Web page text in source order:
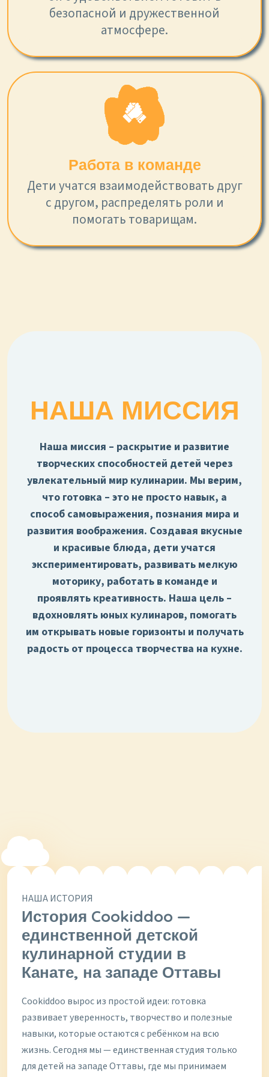
безопасной и дружественной
атмосфере.
Работа в команде
Дети учатся взаимодействовать друг
с другом, распределять роли и
помогать товарищам.
НАША МИССИЯ
Наша миссия – раскрытие и развитие
творческих способностей детей через
увлекательный мир кулинарии. Мы верим,
что готовка – это не просто навык, а
способ самовыражения, познания мира и
развития воображения. Создавая вкусные
и красивые блюда, дети учатся
экспериментировать, развивать мелкую
моторику, работать в команде и
проявлять креативность. Наша цель –
вдохновлять юных кулинаров, помогать
им открывать новые горизонты и получать
радость от процесса творчества на кухне.
НАША ИСТОРИЯ
История Cookiddoo —
единственной детской
кулинарной студии в
Канате, на западе Оттавы
Cookiddoo вырос из простой идеи: готовка
развивает уверенность, творчество и полезные
навыки, которые остаются с ребёнком на всю
жизнь. Сегодня мы — единственная студия только
для детей на западе Оттавы, где мы принимаем